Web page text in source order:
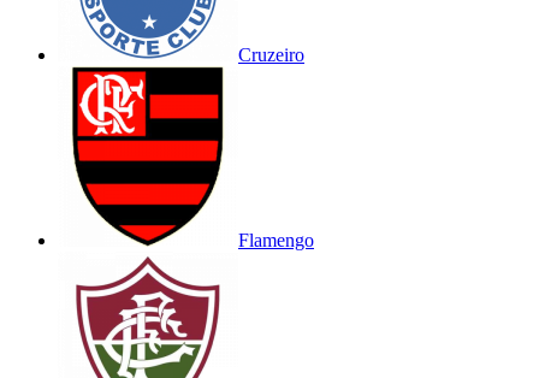
Cruzeiro
Flamengo